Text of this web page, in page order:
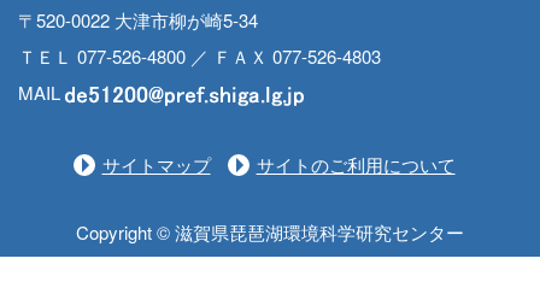
〒520-0022 大津市柳が崎5-34
ＴＥＬ 077-526-4800 ／ ＦＡＸ 077-526-4803
MAIL
サイトマップ サイトのご利用について
Copyright © 滋賀県琵琶湖環境科学研究センター